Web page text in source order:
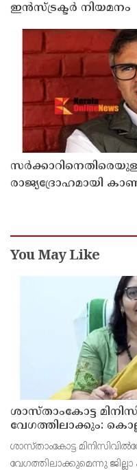
ഇന്‍സ്ട്രക്ടര്‍ നിയമനം
രാജ്യദ്രോഹമായി
You May Like
ശാസ്താംകോട്ട
വേഗത്തിലാക്കും:
ശാസ്താംകോട്ട
വേഗത്തിലാക്കുമെന്നു